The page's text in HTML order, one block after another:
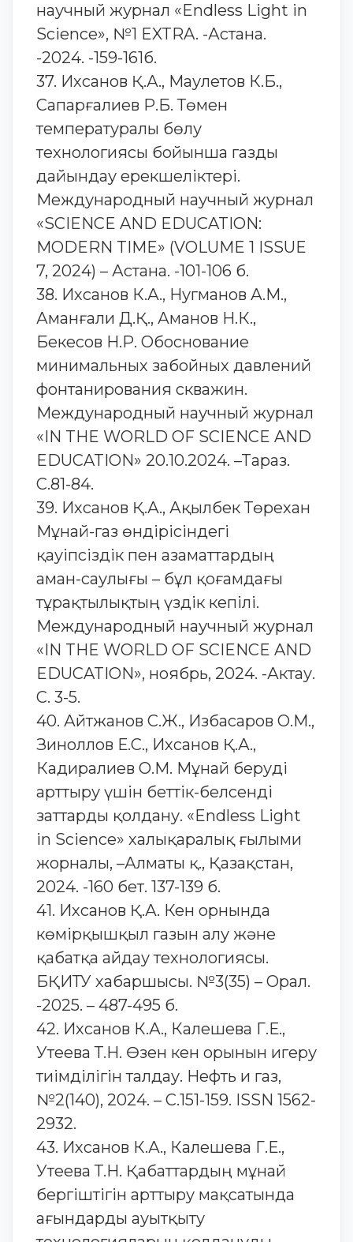
научный журнал «Endless Light in
Science», №1 EXTRA. -Астана.
-2024. -159-161б.
37. Ихсанов Қ.А., Маулетов К.Б.,
Сапарғалиев Р.Б. Төмен
температуралы бөлу
технологиясы бойынша газды
дайындау ерекшеліктері.
Международный научный журнал
«SCIENCE AND EDUCATION:
MODERN TIME» (VOLUME 1 ISSUE
7, 2024) – Астана. -101-106 б.
38. Ихсанов К.А., Нугманов А.М.,
Аманғали Д.Қ., Аманов Н.К.,
Бекесов Н.Р. Обоснование
минимальных забойных давлений
фонтанирования скважин.
Международный научный журнал
«IN THE WORLD OF SCIENCE AND
EDUCATION» 20.10.2024. –Tараз.
С.81-84.
39. Ихсанов Қ.А., Ақылбек Төрехан
Мұнай-газ өндірісіндегі
қауіпсіздік пен азаматтардың
аман-саулығы – бұл қоғамдағы
тұрақтылықтың үздік кепілі.
Международный научный журнал
«IN THE WORLD OF SCIENCE AND
EDUCATION», ноябрь, 2024. -Актау.
С. 3-5.
40. Айтжанов С.Ж., Избасаров О.М.,
Зиноллов Е.С., Ихсанов Қ.А.,
Кадиралиев О.М. Мұнай беруді
арттыру үшін беттік-белсенді
заттарды қолдану. «Endless Light
in Science» халықаралық ғылыми
жорналы, –Алматы қ., Қазақстан,
2024. -160 бет. 137-139 б.
41. Ихсанов Қ.А. Кен орнында
көмірқышқыл газын алу және
қабатқа айдау технологиясы.
БҚИТУ хабаршысы. №3(35) – Орал.
-2025. – 487-495 б.
42. Ихсанов К.А., Калешева Г.Е.,
Утеева Т.Н. Өзен кен орынын игеру
тиімділігін талдау. Нефть и газ,
№2(140), 2024. – С.151-159. ISSN 1562-
2932.
43. Ихсанов К.А., Калешева Г.Е.,
Утеева Т.Н. Қабаттардың мұнай
бергіштігін арттыру мақсатында
ағындарды ауытқыту